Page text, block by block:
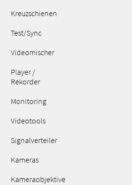
Kreuzschienen
Test/Sync
Videomischer
Player /
Rekorder
Monitoring
Videotools
Signalverteiler
Kameras
Kameraobjektive